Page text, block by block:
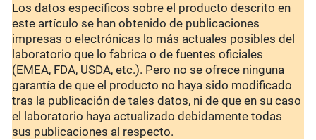
Los datos específicos sobre el producto descrito en
este artículo se han obtenido de publicaciones
impresas o electrónicas lo más actuales posibles del
laboratorio que lo fabrica o de fuentes oficiales
(EMEA, FDA, USDA, etc.). Pero no se ofrece ninguna
garantía de que el producto no haya sido modificado
tras la publicación de tales datos, ni de que en su caso
el laboratorio haya actualizado debidamente todas
sus publicaciones al respecto.